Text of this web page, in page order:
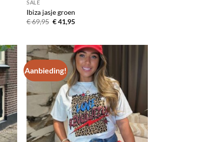
SALE
Ibiza jasje groen
€69,95 Oorspronkelijke
prijs
€41,95Huidige
Aanbieding!
verlanglijst